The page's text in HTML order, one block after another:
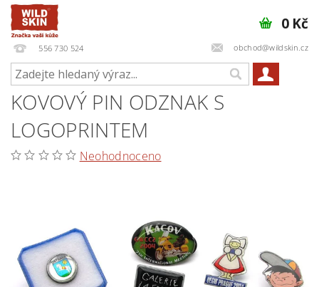
556 730 524 obchod@wildskin.cz
0 Kč
KOVOVÝ PIN ODZNAK S
LOGOPRINTEM
Neohodnoceno